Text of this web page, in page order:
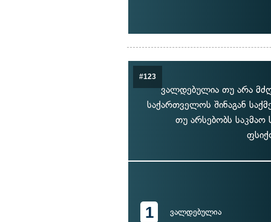
#123
ვალდებულია თუ არა
საქართველოს შინაგან
თუ არსებობს
1 ვალდებულია